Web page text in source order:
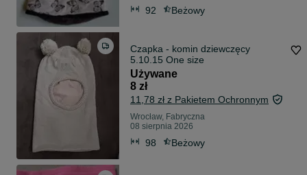
92 Beżowy
Czapka - komin dziewczęcy
5.10.15 One size
Używane
8 zł
11,78 zł z Pakietem Ochronnym
Wrocław, Fabryczna
08 sierpnia 2026
98 Beżowy